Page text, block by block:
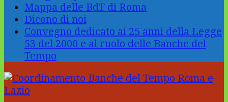
Mappa delle BdT di Roma
Dicono di noi
Convegno dedicato ai 25 anni della Legge
53 del 2000 e al ruolo delle Banche del
Tempo